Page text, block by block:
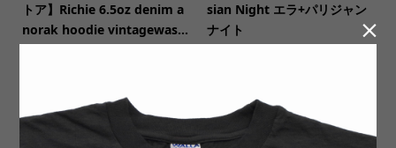
トア】Richie 6.5oz denim a
norak hoodie vintagewas...
sian Night エラ+パリジャン
ナイト
